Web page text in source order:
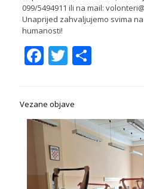
099/5494911 ili na mail:
Unaprijed zahvaljujemo svima
humanosti!
Facebook
Twitter
Share
Vezane objave